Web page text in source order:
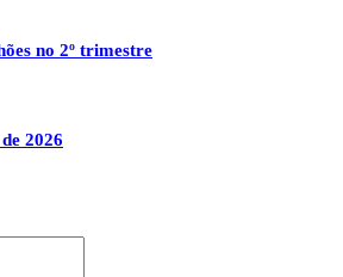
no 2º trimestre
2026